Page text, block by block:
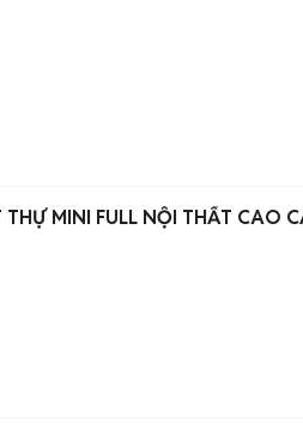
MINI FULL NỘI THẤT CAO